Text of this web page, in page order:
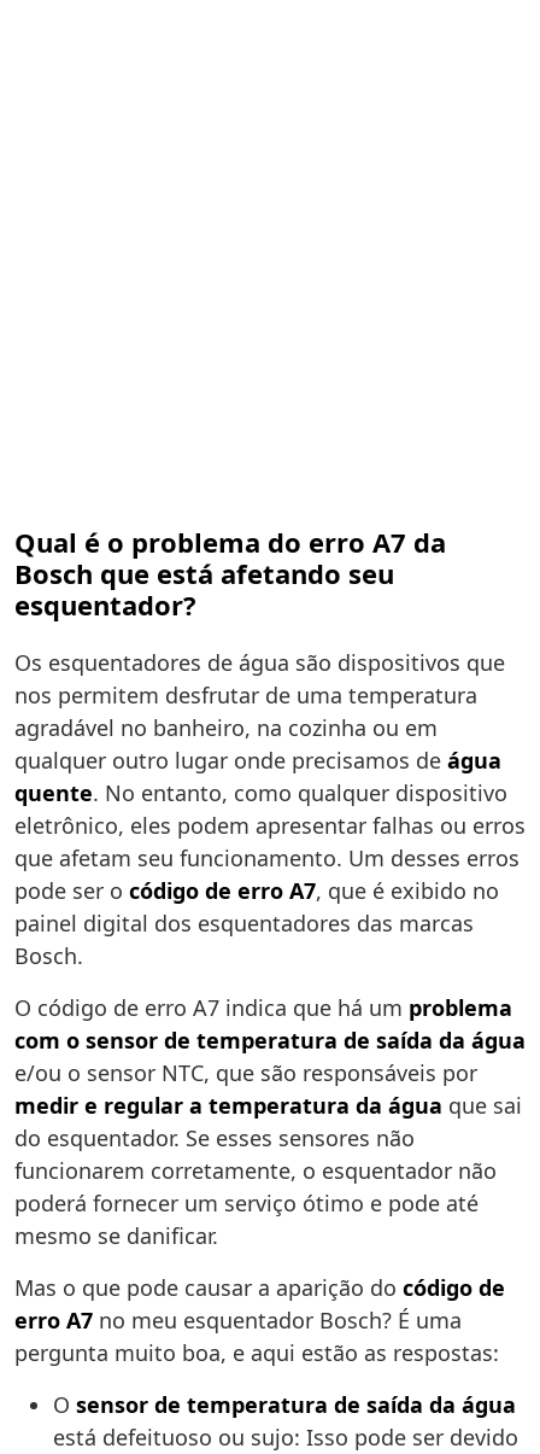
Qual é o problema do erro A7 da
Bosch que está afetando seu
esquentador?
Os esquentadores de água são dispositivos que
nos permitem desfrutar de uma temperatura
agradável no banheiro, na cozinha ou em
qualquer outro lugar onde precisamos de água
quente. No entanto, como qualquer dispositivo
eletrônico, eles podem apresentar falhas ou erros
que afetam seu funcionamento. Um desses erros
pode ser o código de erro A7, que é exibido no
painel digital dos esquentadores das marcas
Bosch.
O código de erro A7 indica que há um problema
com o sensor de temperatura de saída da água
e/ou o sensor NTC, que são responsáveis por
medir e regular a temperatura da água que sai
do esquentador. Se esses sensores não
funcionarem corretamente, o esquentador não
poderá fornecer um serviço ótimo e pode até
mesmo se danificar.
Mas o que pode causar a aparição do código de
erro A7 no meu esquentador Bosch? É uma
pergunta muito boa, e aqui estão as respostas:
O sensor de temperatura de saída da água
está defeituoso ou sujo: Isso pode ser devido